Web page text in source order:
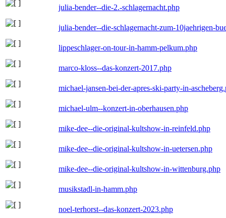
julia-bender--die-2.-schlagernacht.php
julia-bender--die-schlagernacht-zum-10jaehrigen-
lippeschlager-on-tour-in-hamm-pelkum.php
marco-kloss--das-konzert-2017.php
michael-jansen-bei-der-apres-ski-party-in-
michael-ulm--konzert-in-oberhausen.php
mike-dee--die-original-kultshow-in-reinfeld.php
mike-dee--die-original-kultshow-in-uetersen.php
mike-dee--die-original-kultshow-in-wittenburg.php
musikstadl-in-hamm.php
noel-terhorst--das-konzert-2023.php